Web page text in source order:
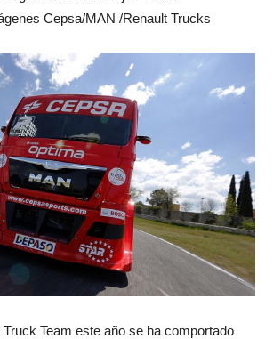
Cepsa/MAN /Renault Trucks
Team este año se ha comportado